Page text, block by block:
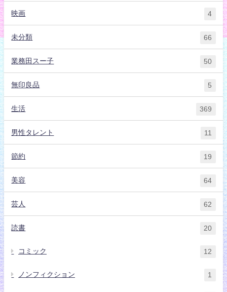
映画 4
未分類 66
業務田スー子 50
無印良品 5
生活 369
男性タレント 11
節約 19
美容 64
芸人 62
読書 20
コミック 12
ノンフィクション 1